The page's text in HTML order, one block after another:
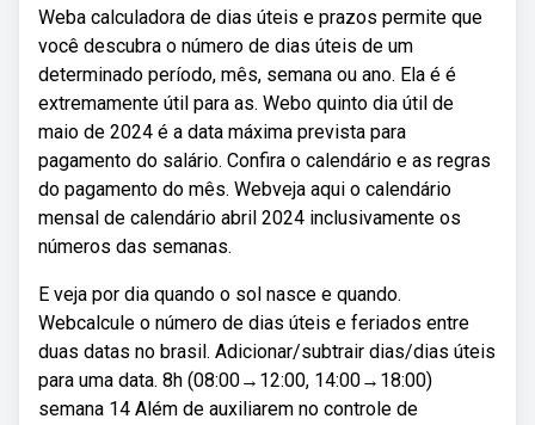
Weba calculadora de dias úteis e prazos permite que
você descubra o número de dias úteis de um
determinado período, mês, semana ou ano. Ela é é
extremamente útil para as. Webo quinto dia útil de
maio de 2024 é a data máxima prevista para
pagamento do salário. Confira o calendário e as regras
do pagamento do mês. Webveja aqui o calendário
mensal de calendário abril 2024 inclusivamente os
números das semanas.
E veja por dia quando o sol nasce e quando.
Webcalcule o número de dias úteis e feriados entre
duas datas no brasil. Adicionar/subtrair dias/dias úteis
para uma data. 8h (08:00→12:00, 14:00→18:00)
semana 14 Além de auxiliarem no controle de